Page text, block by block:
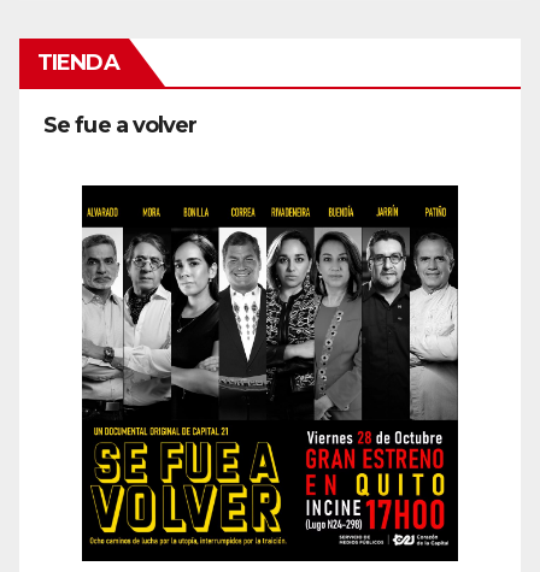
TIENDA
Se fue a volver